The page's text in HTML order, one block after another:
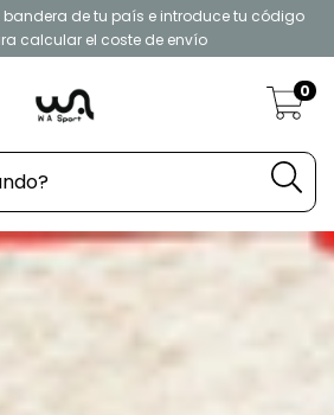
la bandera de tu país e introduce tu código
calcular el coste de envío
0